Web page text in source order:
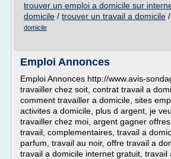
trouver un emploi a domicile sur
domicile / trouver un travail a domicile /
domicile
Emploi Annonces
Emploi Annonces http://www.avis-
travailler chez soit, contrat travail a
comment travailler a domicile, sites
activites a domicile, plus d argent, je
travailler chez moi, argent gagner
travail, complementaires, travail a
parfum, travail au noir, offre travail a
travail a domicile internet gratuit, travail